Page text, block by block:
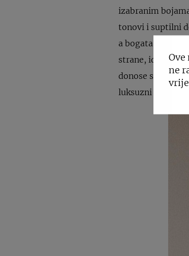
izabranim
tonovi i suptilni
a bogata boja
strane, idealni
donose svježinu
luksuzni karakter
Ove
ne